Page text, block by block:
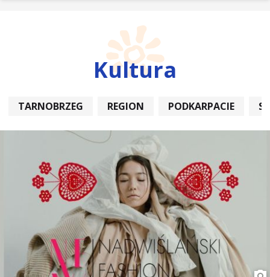
Kultura
TARNOBRZEG REGION PODKARPACIE